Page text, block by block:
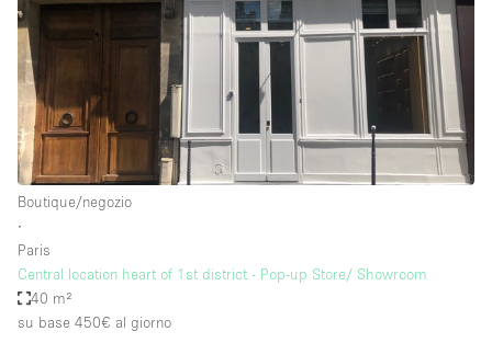
Boutique/negozio
∙
Paris
Central location heart of 1st district - Pop-up Store/ Showroom
40 m²
su base 450€ al giorno